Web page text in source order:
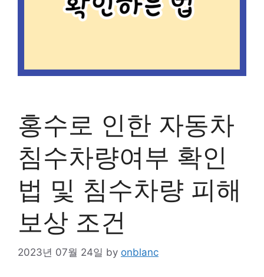
홍수로 인한 자동차
침수차량여부 확인
법 및 침수차량 피해
보상 조건
2023년 07월 24일 by onblanc